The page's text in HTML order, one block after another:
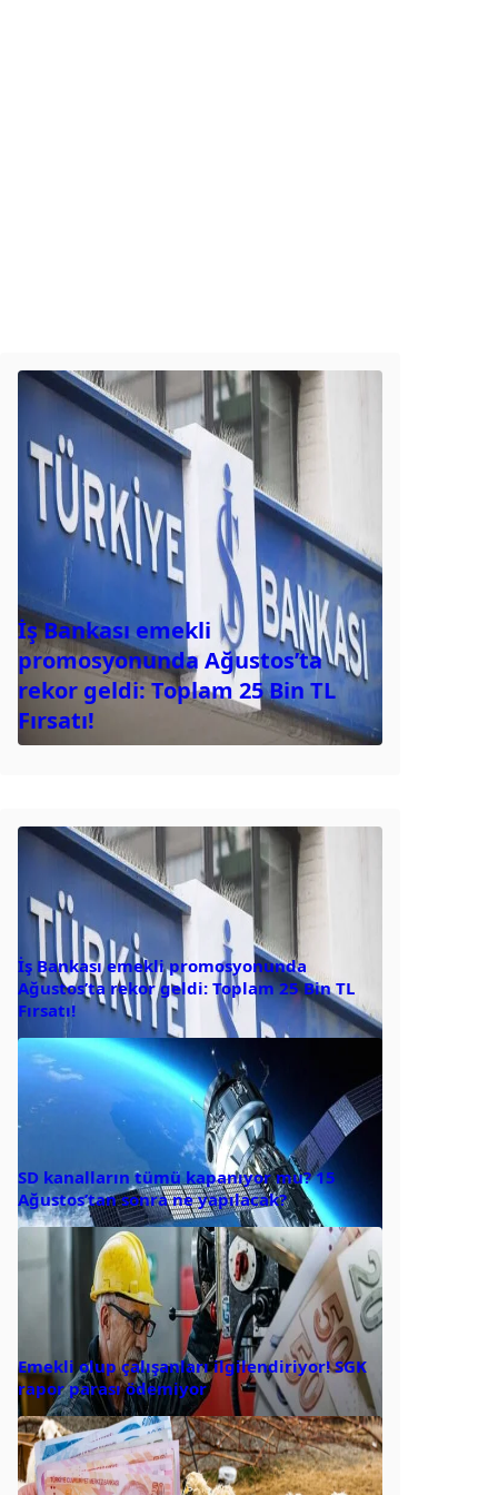
İş Bankası emekli
promosyonunda Ağustos’ta
rekor geldi: Toplam 25 Bin TL
Fırsatı!
İş Bankası emekli promosyonunda
Ağustos’ta rekor geldi: Toplam 25 Bin TL
Fırsatı!
SD kanalların tümü kapanıyor mu? 15
Ağustos’tan sonra ne yapılacak?
Emekli olup çalışanları ilgilendiriyor! SGK
rapor parası ödemiyor